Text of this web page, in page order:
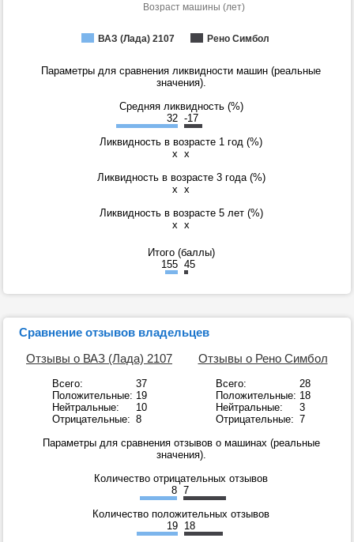
Возраст машины (лет)
ВАЗ (Лада) 2107 Рено Симбол
Параметры для сравнения ликвидности машин (реальные
значения).
Средняя ликвидность (%)
32 -17
Ликвидность в возрасте 1 год (%)
x x
Ликвидность в возрасте 3 года (%)
x x
Ликвидность в возрасте 5 лет (%)
x x
Итого (баллы)
155 45
Сравнение отзывов владельцев
Отзывы о ВАЗ (Лада) 2107
Всего:
37
Положительные: 19
Нейтральные:
10
Отрицательные: 8
Отзывы о Рено Симбол
Всего:
28
Положительные: 18
Нейтральные:
3
Отрицательные: 7
Параметры для сравнения отзывов о машинах (реальные
значения).
Количество отрицательных отзывов
8 7
Количество положительных отзывов
19 18